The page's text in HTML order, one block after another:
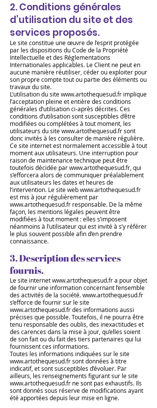
2.Conditions générales
d’utilisation du site et des
services proposés.
Le site constitue une œuvre de l’esprit protégée
par les dispositions du Code de la Propriété
Intellectuelle et des Réglementations
Internationales applicables. Le Client ne peut en
aucune manière réutiliser, céder ou exploiter pour
son propre compte tout ou partie des éléments ou
travaux du site.
L’utilisation du sitewww.artothequesud.fr implique
l’acceptation pleine et entière des conditions
générales d’utilisation ci-après décrites. Ces
conditions d’utilisation sont susceptibles d’être
modifiées ou complétées à tout moment, les
utilisateurs du sitewww.artothequesud.frsont
donc invités à les consulter de manière régulière.
Ce site internet est normalement accessible à tout
moment aux utilisateurs. Une interruption pour
raison de maintenance technique peut être
toutefois décidée parwww.artothequesud.fr , qui
s’efforcera alors de communiquer préalablement
aux utilisateurs les dates et heures de
l’intervention. Le site webwww.artothequesud.fr
est mis à jour régulièrement par
www.artothequesud.fr responsable. De la même
façon, les mentions légales peuvent être
modifiées à tout moment : elles s’imposent
néanmoins à l’utilisateur qui est invité à s’y référer
le plus souvent possible afin d’en prendre
connaissance.
3. Description des services
fournis.
Le site internetwww.artothequesud.fra pour objet
de fournir une information concernant l’ensemble
des activités de la société.www.artothequesud.fr
s’efforce de fournir sur le site
www.artothequesud.frdes informations aussi
précises que possible. Toutefois, il ne pourra être
tenu responsable des oublis, des inexactitudes et
des carences dans la mise à jour, qu’elles soient
de son fait ou du fait des tiers partenaires qui lui
fournissent ces informations.
Toutes les informations indiquées sur le site
www.artothequesud.frsont données à titre
indicatif, et sont susceptibles d’évoluer. Par
ailleurs, les renseignements figurant sur le site
www.artothequesud.fr ne sont pas exhaustifs. Ils
sont donnés sous réserve de modifications ayant
été apportées depuis leur mise en ligne.